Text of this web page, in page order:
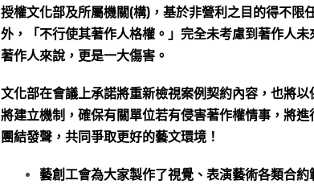
授權文化部及所屬機關(構)，基於非營利之目的得不
外，「不行使其著作人格權。」完全未考慮到著作人
著作人來說，更是一大傷害。
文化部在會議上承諾將重新檢視案例契約內容，也將
將建立機制，確保有關單位若有侵害著作權情事，將
團結發聲，共同爭取更好的藝文環境！
藝創工會為大家製作了視覺、表演藝術各類合